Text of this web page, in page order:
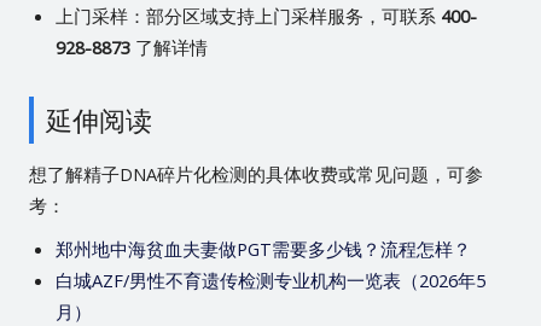
上门采样：部分区域支持上门采样服务，可联系 400-
928-8873了解详情
延伸阅读
想了解精子DNA碎片化检测的具体收费或常见问题，可参
考：
郑州地中海贫血夫妻做PGT需要多少钱？流程怎样？
白城AZF/男性不育遗传检测专业机构一览表（2026年5
月）